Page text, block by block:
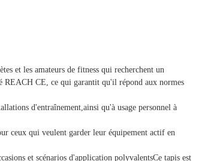
et les amateurs de fitness qui recherchent un
REACH CE, ce qui garantit qu'il répond aux normes
d'entraînement,ainsi qu'à usage personnel à
ceux qui veulent garder leur équipement actif en
et scénarios d'application polyvalentsCe tapis est